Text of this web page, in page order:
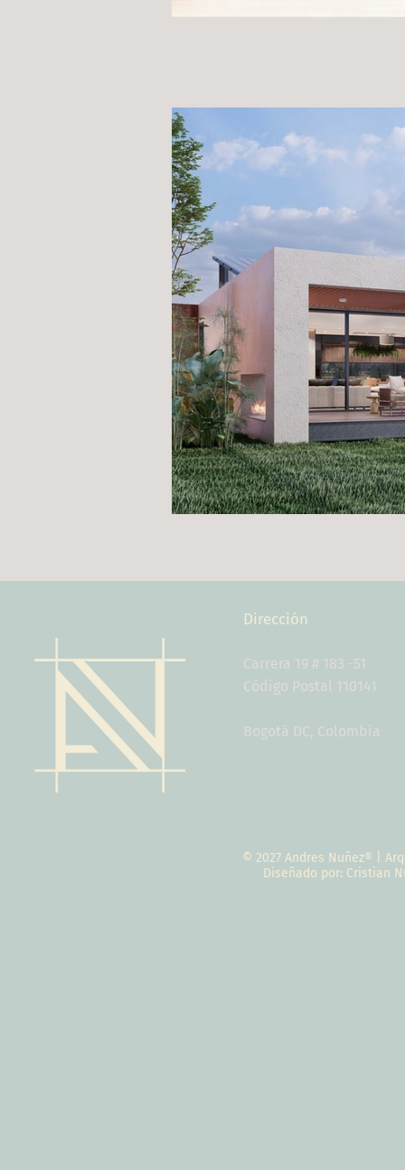
Dirección
Carrera 19 # 183 -51
Código Postal 110141
Bogotá DC, Colombia
© 2027 Andres Nuñez® |
Diseñado por: Cristian